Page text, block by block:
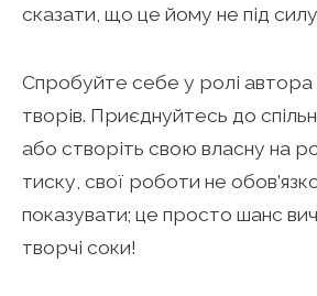
сказати, що це йому не під
Спробуйте себе у ролі автора
творів. Приєднуйтесь до
або створіть свою власну на
тиску, свої роботи не
показувати; це просто шанс
творчі соки!